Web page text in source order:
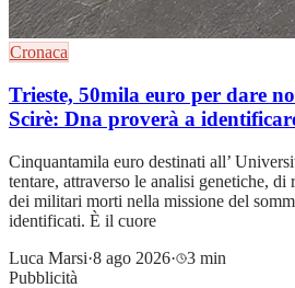
Cronaca
Trieste, 50mila euro per dare
Scirè: Dna proverà a
Cinquantamila euro destinati all’
tentare, attraverso le analisi genetiche, di
dei militari morti nella missione del
identificati. È il cuore
Luca Marsi·8 ago 2026·
3 min
Pubblicità